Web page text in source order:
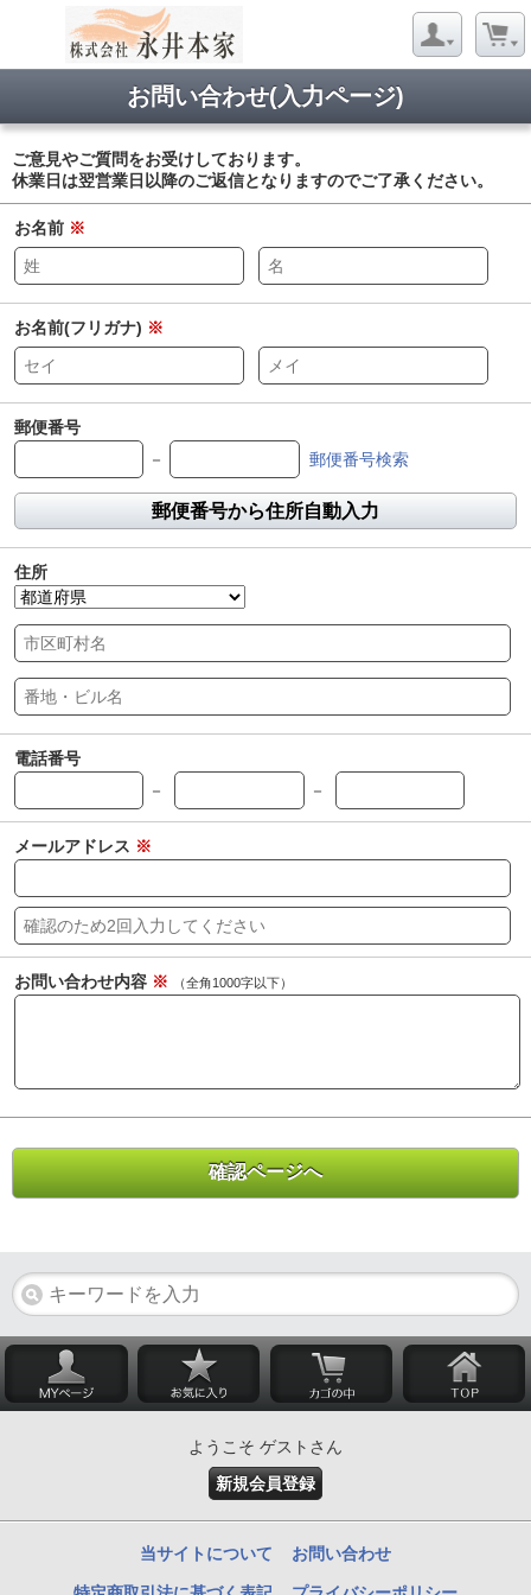
お問い合わせ(入力ページ)
ご意見やご質問をお受けしております。
休業日は翌営業日以降のご返信となりますのでご了承ください。
お名前 ※
お名前(フリガナ) ※
郵便番号
－
郵便番号検索
郵便番号から住所自動入力
住所
電話番号
－
－
メールアドレス ※
お問い合わせ内容 ※ （全角1000字以下）
ようこそ ゲストさん
新規会員登録
当サイトについて お問い合わせ